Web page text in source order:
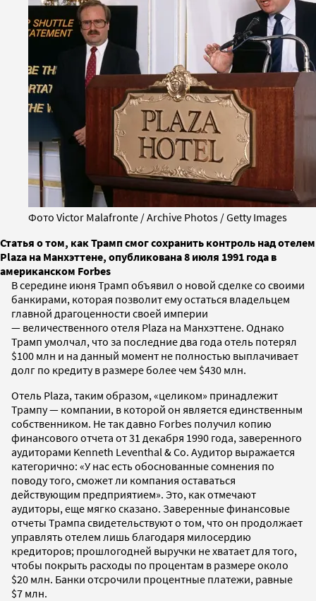
Фото Victor Malafronte / Archive Photos / Getty Images
Статья о том, как Трамп смог сохранить контроль над отелем
Plaza на Манхэттене, опубликована 8 июля 1991 года в
американском Forbes
В середине июня Трамп объявил о новой сделке со своими
банкирами, которая позволит ему остаться владельцем
главной драгоценности своей империи
— величественного отеля Plaza на Манхэттене. Однако
Трамп умолчал, что за последние два года отель потерял
$100 млн и на данный момент не полностью выплачивает
долг по кредиту в размере более чем $430 млн.
Отель Plaza, таким образом, «целиком» принадлежит
Трампу — компании, в которой он является единственным
собственником. Не так давно Forbes получил копию
финансового отчета от 31 декабря 1990 года, заверенного
аудиторами Kenneth Leventhal & Co. Аудитор выражается
категорично: «У нас есть обоснованные сомнения по
поводу того, cможет ли компания оставаться
действующим предприятием». Это, как отмечают
аудиторы, еще мягко сказано. Заверенные финансовые
отчеты Трампа свидетельствуют о том, что он продолжает
управлять отелем лишь благодаря милосердию
кредиторов; прошлогодней выручки не хватает для того,
чтобы покрыть расходы по процентам в размере около
$20 млн. Банки отсрочили процентные платежи, равные
$7 млн.